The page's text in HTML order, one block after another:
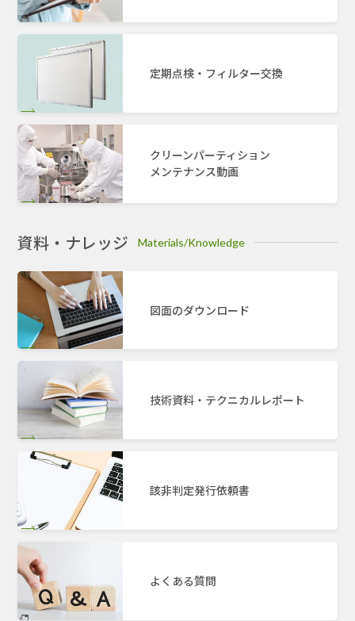
定期点検・フィルター交換
クリーンパーティション
メンテナンス動画
資料・ナレッジ Materials/Knowledge
図面のダウンロード
技術資料・テクニカルレポート
該非判定発行依頼書
よくある質問